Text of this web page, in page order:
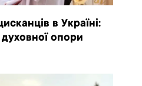
в Україні:
опори